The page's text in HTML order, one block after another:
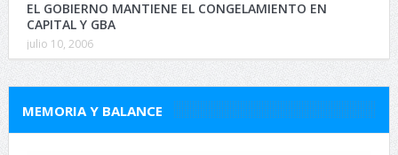
EL GOBIERNO MANTIENE EL CONGELAMIENTO EN
CAPITAL Y GBA
julio 10, 2006
MEMORIA Y BALANCE